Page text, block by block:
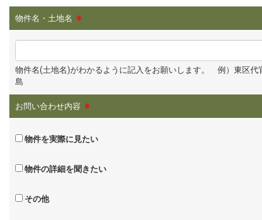
物件名・土地名 ※
物件名(土地名)がわかるように記入をお願いします。 例）東区代
島
お問い合わせ内容 ※
物件を実際に見たい
物件の詳細を聞きたい
その他